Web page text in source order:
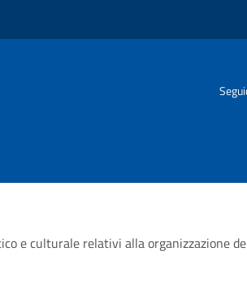
e culturale relativi alla organizzazione